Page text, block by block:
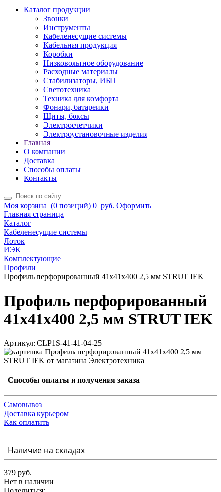
Каталог продукции
Звонки
Инструменты
Кабеленесущие системы
Кабельная продукция
Коробки
Низковольтное оборудование
Расходные материалы
Стабилизаторы, ИБП
Светотехника
Техника для комфорта
Фонари, батарейки
Щиты, боксы
Электросчетчики
Электроустановочные изделия
Главная
О компании
Доставка
Способы оплаты
Контакты
Моя корзина (0 позиций) 0 руб. Оформить
Главная страница
Каталог
Кабеленесущие системы
Лоток
ИЭК
Комплектующие
Профили
Профиль перфорированный 41x41х400 2,5 мм STRUT IEK
Профиль перфорированный
41x41х400 2,5 мм STRUT IEK
Артикул: CLP1S-41-41-04-25
Способы оплаты и получения заказа
Самовывоз
Доставка курьером
Как оплатить
Наличие на складах
379 руб.
Нет в наличии
Поделиться: